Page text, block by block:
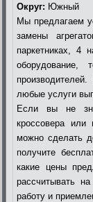
Округ: Южный
Мы предлагаем
замены
паркетниках, 4
оборудование,
любые услуги
Если вы не
кроссовера или
можно сделать
получите
какие цены
рассчитывать
работу и